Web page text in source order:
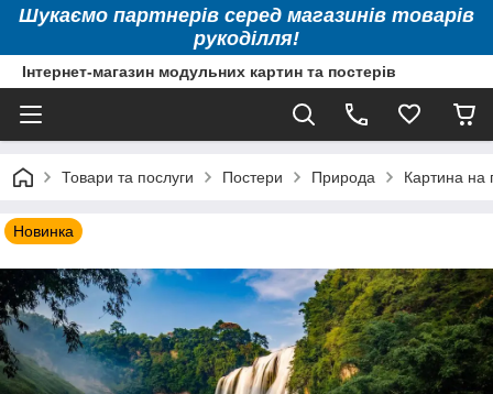
Шукаємо партнерів серед магазинів товарів
рукоділля!
Інтернет-магазин модульних картин та постерів
Товари та послуги Постери Природа Картина на
Новинка